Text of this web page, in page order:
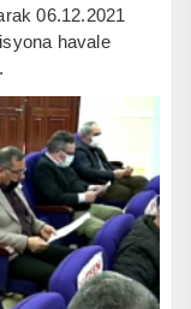
06.12.2021
havale